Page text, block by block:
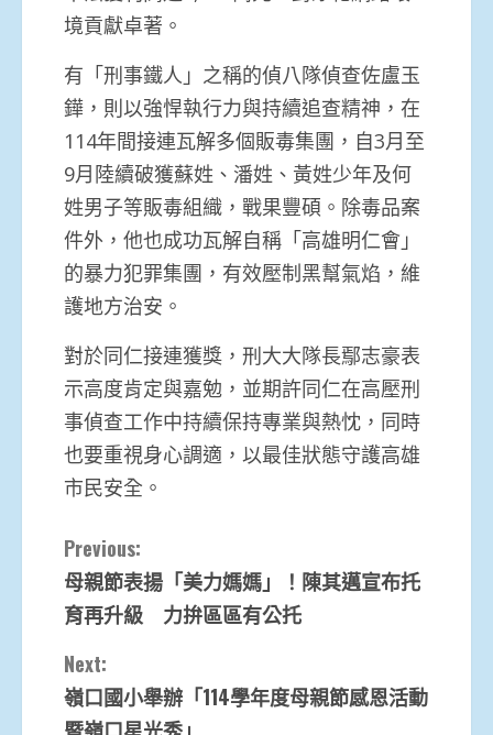
境貢獻卓著。
有「刑事鐵人」之稱的偵八隊偵查佐盧玉
鏵，則以強悍執行力與持續追查精神，在
114年間接連瓦解多個販毒集團，自3月至
9月陸續破獲蘇姓、潘姓、黃姓少年及何
姓男子等販毒組織，戰果豐碩。除毒品案
件外，他也成功瓦解自稱「高雄明仁會」
的暴力犯罪集團，有效壓制黑幫氣焰，維
護地方治安。
對於同仁接連獲獎，刑大大隊長鄢志豪表
示高度肯定與嘉勉，並期許同仁在高壓刑
事偵查工作中持續保持專業與熱忱，同時
也要重視身心調適，以最佳狀態守護高雄
市民安全。
Continue
Reading
Previous:
母親節表揚「美力媽媽」！陳其邁宣布托
育再升級 力拚區區有公托
Next:
嶺口國小舉辦「114學年度母親節感恩活動